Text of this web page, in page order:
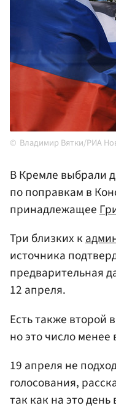
Владимир Вятки/РИА
В Кремле выбрали
по поправкам в
принадлежащее
Три близких к
источника
предварительная
12 апреля.
Есть также второй
но это число менее
19 апреля не
голосования,
так как на это